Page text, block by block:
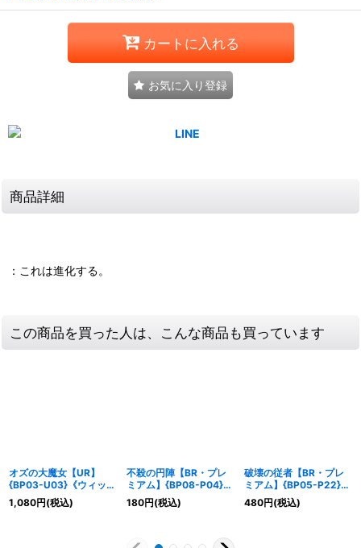
カートに入れる
お気に入り登録
商品詳細
：これは進化する。
この商品を買った人は、こんな商品も買っています
オズの大魔女【UR】
{BP03-U03}《ウィッ
チ》
1,080円(税込)
不殺の円陣【BR・プレ
ミアム】{BP08-P04}
《エルフ》
180円(税込)
破壊の従者【BR・プレ
ミアム】{BP05-P22}
《ウィッチ》
480円(税込)